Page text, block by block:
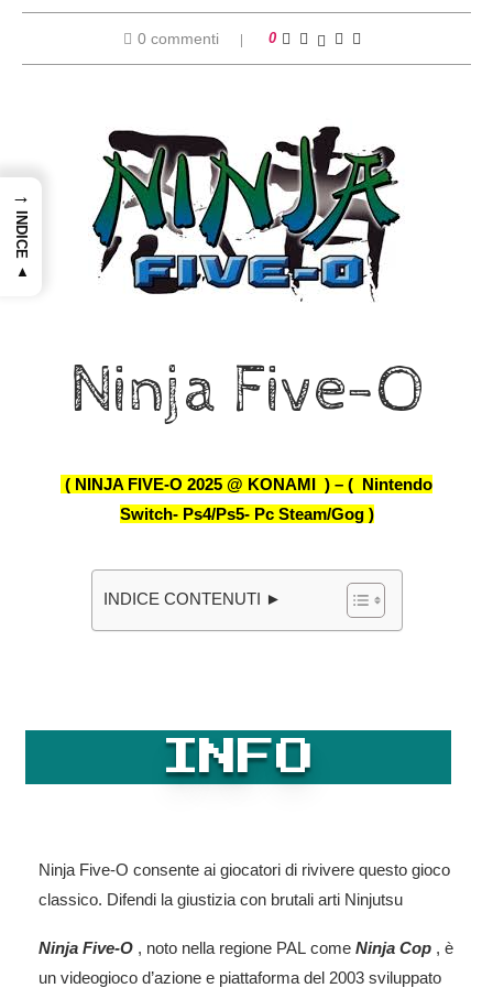
0 commenti 0
Ninja Five-O
( NINJA FIVE-O 2025 @ KONAMI ) – ( Nintendo
Switch- Ps4/Ps5- Pc Steam/Gog )
INDICE CONTENUTI ►
INFO
Ninja Five-O consente ai giocatori di rivivere questo gioco
classico. Difendi la giustizia con brutali arti Ninjutsu
Ninja Five-O , noto nella regione PAL come Ninja Cop , è
un videogioco d’azione e piattaforma del 2003 sviluppato
→
INDICE ▲